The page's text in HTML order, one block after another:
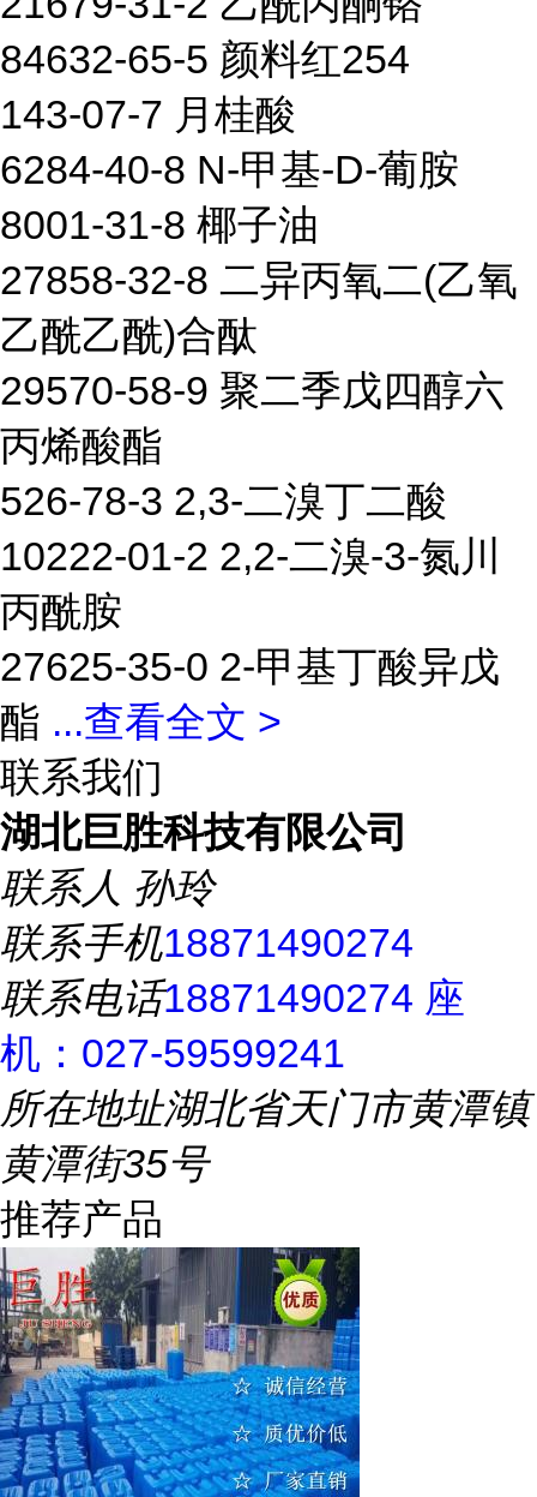
84632-65-5 颜料红254
143-07-7 月桂酸
6284-40-8 N-甲基-D-葡胺
8001-31-8 椰子油
27858-32-8 二异丙氧二(乙氧
乙酰乙酰)合酞
29570-58-9 聚二季戊四醇六
丙烯酸酯
526-78-3 2,3-二溴丁二酸
10222-01-2 2,2-二溴-3-氮川
丙酰胺
27625-35-0 2-甲基丁酸异戊
酯 ...查看全文 >
联系我们
湖北巨胜科技有限公司
联系人 孙玲
联系手机18871490274
联系电话18871490274 座
机：027-59599241
所在地址湖北省天门市黄潭镇
黄潭街35号
推荐产品